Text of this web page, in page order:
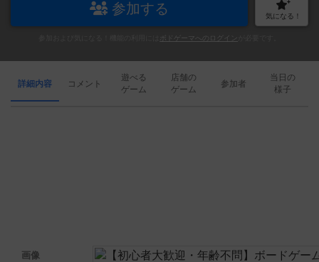
参加する 気になる！
ボドゲーマへのログイン
詳細内容 コメント
遊べる
ゲーム
店舗の
ゲーム
参加者
当日の
様子
画像